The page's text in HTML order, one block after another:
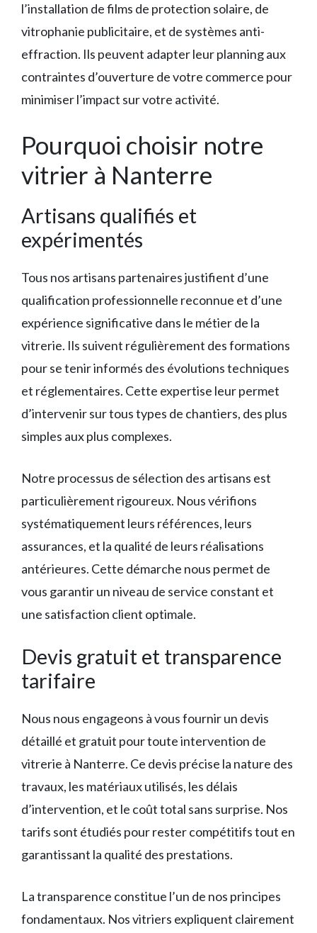
l’installation de films de protection solaire, de
vitrophanie publicitaire, et de systèmes anti-
effraction. Ils peuvent adapter leur planning aux
contraintes d’ouverture de votre commerce pour
minimiser l’impact sur votre activité.
Pourquoi choisir notre
vitrier à Nanterre
Artisans qualifiés et
expérimentés
Tous nos artisans partenaires justifient d’une
qualification professionnelle reconnue et d’une
expérience significative dans le métier de la
vitrerie. Ils suivent régulièrement des formations
pour se tenir informés des évolutions techniques
et réglementaires. Cette expertise leur permet
d’intervenir sur tous types de chantiers, des plus
simples aux plus complexes.
Notre processus de sélection des artisans est
particulièrement rigoureux. Nous vérifions
systématiquement leurs références, leurs
assurances, et la qualité de leurs réalisations
antérieures. Cette démarche nous permet de
vous garantir un niveau de service constant et
une satisfaction client optimale.
Devis gratuit et transparence
tarifaire
Nous nous engageons à vous fournir un devis
détaillé et gratuit pour toute intervention de
vitrerie à Nanterre. Ce devis précise la nature des
travaux, les matériaux utilisés, les délais
d’intervention, et le coût total sans surprise. Nos
tarifs sont étudiés pour rester compétitifs tout en
garantissant la qualité des prestations.
La transparence constitue l’un de nos principes
fondamentaux. Nos vitriers expliquent clairement